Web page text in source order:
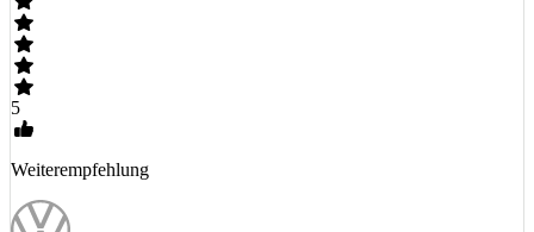
5
Weiterempfehlung